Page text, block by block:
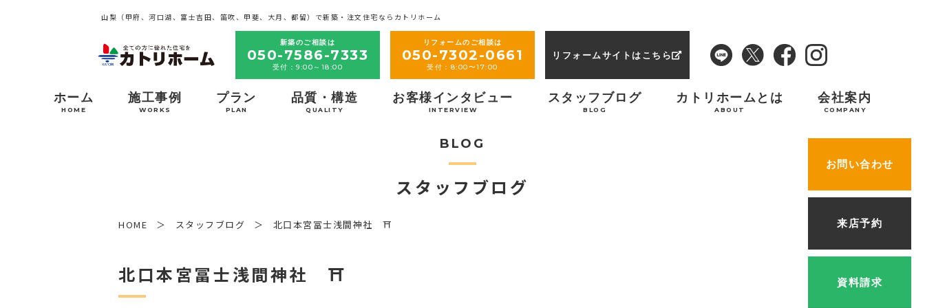
山梨（甲府、河口湖、富士吉田、笛吹、甲斐、大月、都留）で新築・注文住宅ならカトリホーム
新築のご相談は
050-7586-7333
受付：9:00～18:00
リフォームのご相談は
050-7302-0661
受付：8:00〜17:00
リフォームサイトはこちら
ホーム
HOME
施工事例
WORKS
プラン
PLAN
品質・構造
QUALITY
お客様インタビュー
INTERVIEW
スタッフブログ
BLOG
カトリホームとは
ABOUT
会社案内
COMPANY
お問い合わせ
来店予約
資料請求
BLOG
スタッフブログ
HOME スタッフブログ 北口本宮冨士浅間神社 ⛩
北口本宮冨士浅間神社 ⛩